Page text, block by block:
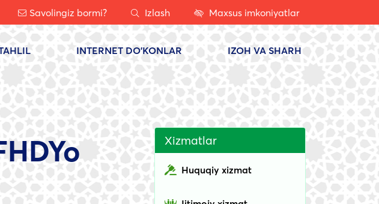
Savolingiz bormi? Izlash Maxsus imkoniyatlar
INTERNET DO'KONLAR IZOH VA SHARH
Xizmatlar
Huquqiy xizmat